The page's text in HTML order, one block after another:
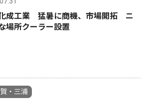
成工業 猛暑に商機、市場開拓 ニ
場所クーラー設置
・三浦